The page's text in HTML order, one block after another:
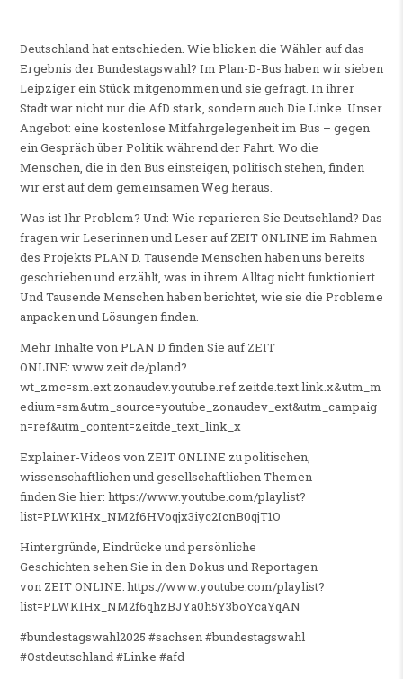
Deutschland hat entschieden. Wie blicken die Wähler auf das
Ergebnis der Bundestagswahl? Im Plan-D-Bus haben wir sieben
Leipziger ein Stück mitgenommen und sie gefragt. In ihrer
Stadt war nicht nur die AfD stark, sondern auch Die Linke. Unser
Angebot: eine kostenlose Mitfahrgelegenheit im Bus – gegen
ein Gespräch über Politik während der Fahrt. Wo die
Menschen, die in den Bus einsteigen, politisch stehen, finden
wir erst auf dem gemeinsamen Weg heraus.
Was ist Ihr Problem? Und: Wie reparieren Sie Deutschland? Das
fragen wir Leserinnen und Leser auf ZEIT ONLINE im Rahmen
des Projekts PLAN D. Tausende Menschen haben uns bereits
geschrieben und erzählt, was in ihrem Alltag nicht funktioniert.
Und Tausende Menschen haben berichtet, wie sie die Probleme
anpacken und Lösungen finden.
Mehr Inhalte von PLAN D finden Sie auf ZEIT
ONLINE: www.zeit.de/pland?
wt_zmc=sm.ext.zonaudev.youtube.ref.zeitde.text.link.x&utm_m
edium=sm&utm_source=youtube_zonaudev_ext&utm_campaig
n=ref&utm_content=zeitde_text_link_x
Explainer-Videos von ZEIT ONLINE zu politischen,
wissenschaftlichen und gesellschaftlichen Themen
finden Sie hier: https://www.youtube.com/playlist?
list=PLWK1Hx_NM2f6HVoqjx3iyc2IcnB0qjT1O
Hintergründe, Eindrücke und persönliche
Geschichten sehen Sie in den Dokus und Reportagen
von ZEIT ONLINE: https://www.youtube.com/playlist?
list=PLWK1Hx_NM2f6qhzBJYa0h5Y3boYcaYqAN
#bundestagswahl2025 #sachsen #bundestagswahl
#Ostdeutschland #Linke #afd